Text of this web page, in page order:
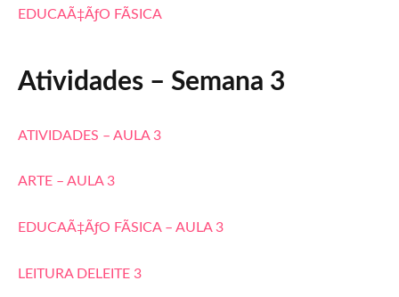
EDUCAÃ‡ÃƒO FÃSICA
Atividades – Semana 3
ATIVIDADES – AULA 3
ARTE – AULA 3
EDUCAÃ‡ÃƒO FÃSICA – AULA 3
LEITURA DELEITE 3